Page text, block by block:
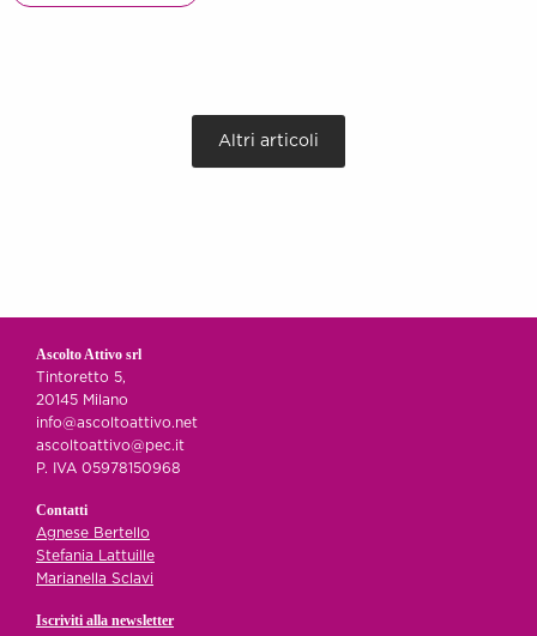
Altri articoli
Ascolto Attivo srl
Tintoretto 5,
20145 Milano
info@ascoltoattivo.net
ascoltoattivo@pec.it
P. IVA 05978150968
Contatti
Agnese Bertello
Stefania Lattuille
Marianella Sclavi
Iscriviti alla newsletter